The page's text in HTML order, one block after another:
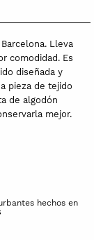
Lleva
comodidad. Es
diseñada y
pieza de tejido
de algodón
mejor.
hechos en